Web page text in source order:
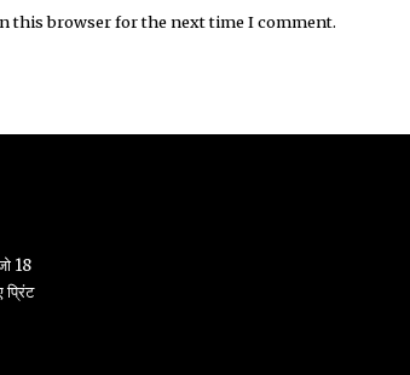
this browser for the next time I comment.
18
प्रिंट